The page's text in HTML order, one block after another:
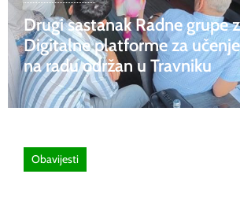
Drugi sastanak Radne grupe
Digitalne platforme za
na radu održan u Travniku
Obavijesti